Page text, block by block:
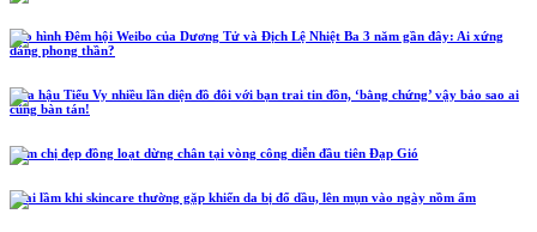
Tạo hình Đêm hội Weibo của Dương Tử và Địch Lệ Nhiệt Ba 3 năm gần đây: Ai xứng
đáng phong thần?
Hoa hậu Tiểu Vy nhiều lần diện đồ đôi với bạn trai tin đồn, ‘bằng chứng’ vậy bảo sao ai
cũng bàn tán!
Năm chị đẹp đồng loạt dừng chân tại vòng công diễn đầu tiên Đạp Gió
4 sai lầm khi skincare thường gặp khiến da bị đổ dầu, lên mụn vào ngày nồm ẩm